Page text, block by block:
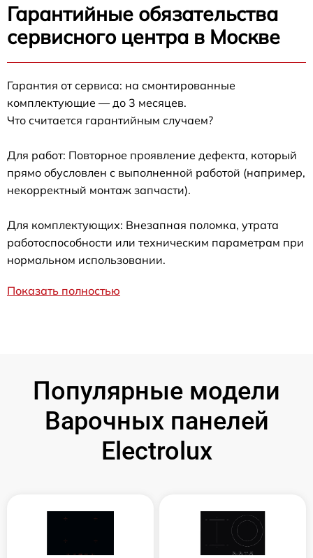
Гарантийные обязательства
сервисного центра в Москве
Гарантия от сервиса: на смонтированные
комплектующие — до 3 месяцев.
Что считается гарантийным случаем?
Для работ: Повторное проявление дефекта, который
прямо обусловлен с выполненной работой (например,
некорректный монтаж запчасти).
Для комплектующих: Внезапная поломка, утрата
работоспособности или техническим параметрам при
нормальном использовании.
Показать полностью
Популярные модели
Варочных панелей
Electrolux